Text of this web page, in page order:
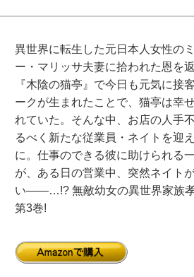
異世界に転生した元日本人女性の
ー・マリッサ夫妻に拾われた恩を返
『木陰の猫亭』で今日も元気に接
ークが生まれたことで、猫亭は幸
れていた。そんな中、お店の人手
るべく新たな従業員・ネイトを迎
に。仕事のできる彼に助けられる
が、ある日の営業中、突然ネイト
い――…!? 無敵幼女の異世界家族孝
第3巻!